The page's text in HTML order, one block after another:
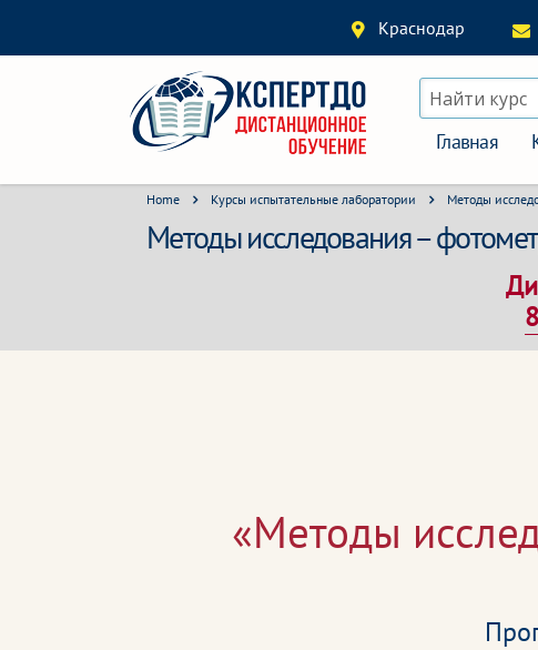
Краснодар
Найти курс
Главная
Home Курсы испытательные лаборатории Методы
Методы исследования –
«Методы